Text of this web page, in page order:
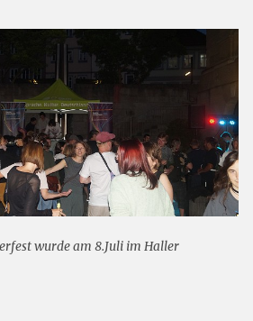
wurde am 8.Juli im Haller